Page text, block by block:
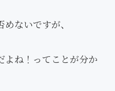
ないですが、
よね！ってことが分か